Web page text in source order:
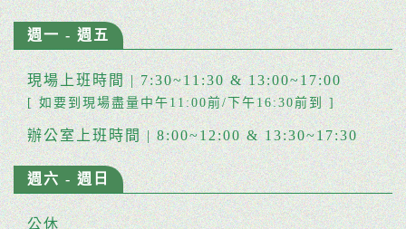
週一 - 週五
現場上班時間 | 7:30~11:30 & 13:00~17:00
[ 如要到現場盡量中午11:00前/下午16:30前到 ]
辦公室上班時間 | 8:00~12:00 & 13:30~17:30
週六 - 週日
公休